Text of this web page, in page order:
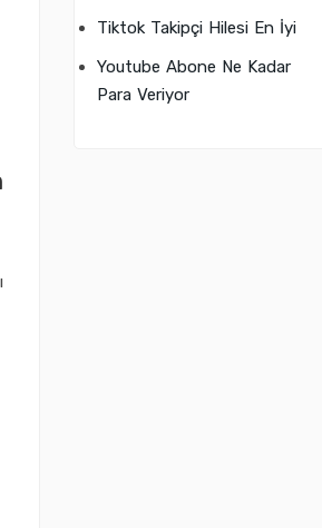
Tiktok Takipçi Hilesi En İyi
Youtube Abone Ne Kadar
Para Veriyor